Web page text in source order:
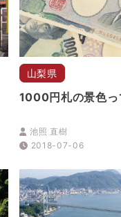
山梨県
1000円札の景色っ
池照 直樹
2018-07-06